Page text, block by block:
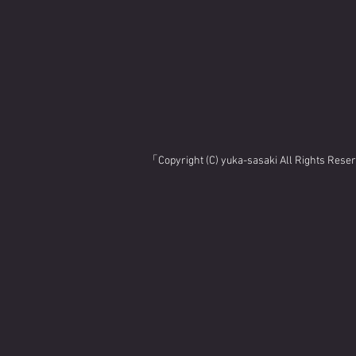
「Copyright (C) yuka-sasaki All Rights